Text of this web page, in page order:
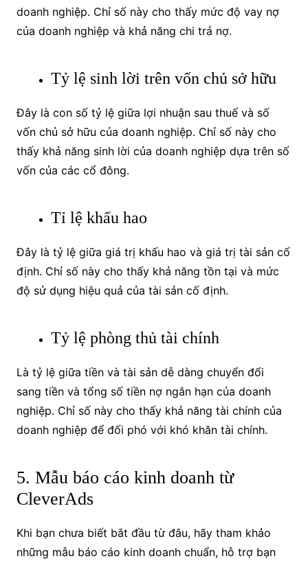
doanh nghiệp. Chỉ số này cho thấy mức độ vay nợ
của doanh nghiệp và khả năng chi trả nợ.
Tỷ lệ sinh lời trên vốn chủ sở hữu
Đây là con số tỷ lệ giữa lợi nhuận sau thuế và số
vốn chủ sở hữu của doanh nghiệp. Chỉ số này cho
thấy khả năng sinh lời của doanh nghiệp dựa trên số
vốn của các cổ đông.
Tỉ lệ khấu hao
Đây là tỷ lệ giữa giá trị khấu hao và giá trị tài sản cố
định. Chỉ số này cho thấy khả năng tồn tại và mức
độ sử dụng hiệu quả của tài sản cố định.
Tỷ lệ phòng thủ tài chính
Là tỷ lệ giữa tiền và tài sản dễ dàng chuyển đổi
sang tiền và tổng số tiền nợ ngắn hạn của doanh
nghiệp. Chỉ số này cho thấy khả năng tài chính của
doanh nghiệp để đối phó với khó khăn tài chính.
5. Mẫu báo cáo kinh doanh từ
CleverAds
Khi bạn chưa biết bắt đầu từ đâu, hãy tham khảo
những mẫu báo cáo kinh doanh chuẩn, hỗ trợ bạn